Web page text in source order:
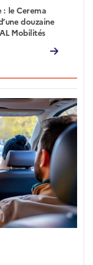
: le Cerema
douzaine
Mobilités